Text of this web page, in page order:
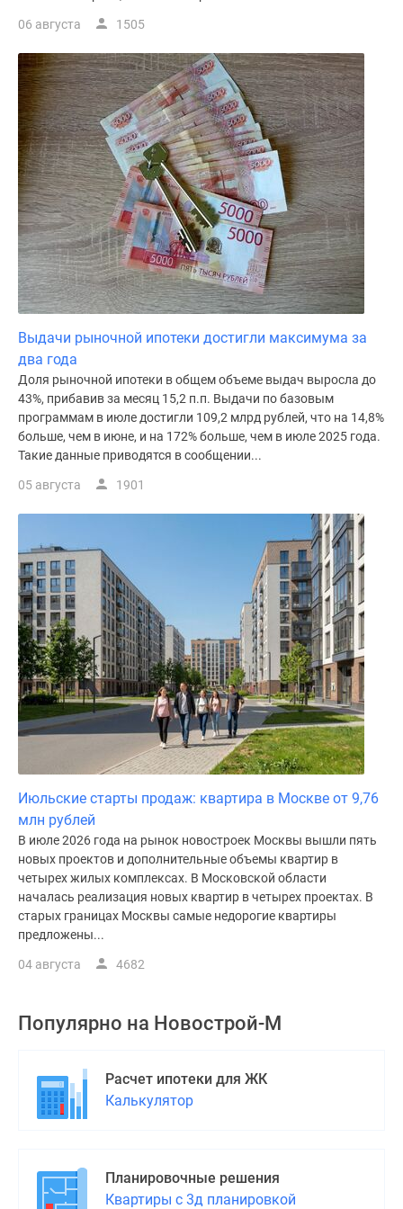
06 августа 1505
Выдачи рыночной ипотеки достигли максимума за
два года
Доля рыночной ипотеки в общем объеме выдач выросла до
43%, прибавив за месяц 15,2 п.п. Выдачи по базовым
программам в июле достигли 109,2 млрд рублей, что на 14,8%
больше, чем в июне, и на 172% больше, чем в июле 2025 года.
Такие данные приводятся в сообщении...
05 августа 1901
Июльские старты продаж: квартира в Москве от 9,76
млн рублей
В июле 2026 года на рынок новостроек Москвы вышли пять
новых проектов и дополнительные объемы квартир в
четырех жилых комплексах. В Московской области
началась реализация новых квартир в четырех проектах. В
старых границах Москвы самые недорогие квартиры
предложены...
04 августа 4682
Популярно на Новострой-М
Расчет ипотеки для ЖК
Калькулятор
Планировочные решения
Квартиры с 3д планировкой